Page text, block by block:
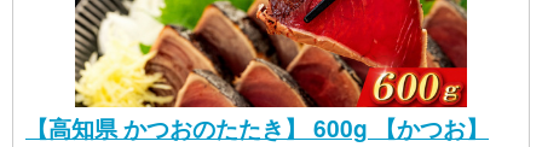
【高知県 かつおのたたき】 600g 【かつお】